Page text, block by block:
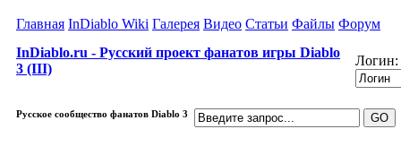
Главная InDiablo Wiki Галерея Видео Статьи Файлы Форум
InDiablo.ru - Русский проект фанатов игры Diablo
3 (III)
Логин:
Русское сообщество фанатов Diablo 3